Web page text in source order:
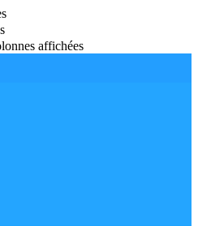
affichées